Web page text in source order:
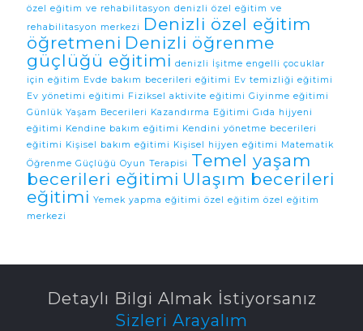
özel eğitim ve rehabilitasyon denizli özel eğitim ve
rehabilitasyon merkezi
Denizli özel eğitim
öğretmeni Denizli öğrenme
güçlüğü eğitimi denizli İşitme engelli çocuklar
için eğitim Evde bakım becerileri eğitimi Ev temizliği eğitimi
Ev yönetimi eğitimi Fiziksel aktivite eğitimi Giyinme eğitimi
Günlük Yaşam Becerileri Kazandırma Eğitimi Gıda hijyeni
eğitimi Kendine bakım eğitimi Kendini yönetme becerileri
eğitimi Kişisel bakım eğitimi Kişisel hijyen eğitimi Matematik
Öğrenme Güçlüğü Oyun Terapisi Temel yaşam
becerileri eğitimi Ulaşım becerileri
eğitimi Yemek yapma eğitimi özel eğitim özel eğitim
merkezi
Detaylı Bilgi Almak İstiyorsanız
Sizleri Arayalım